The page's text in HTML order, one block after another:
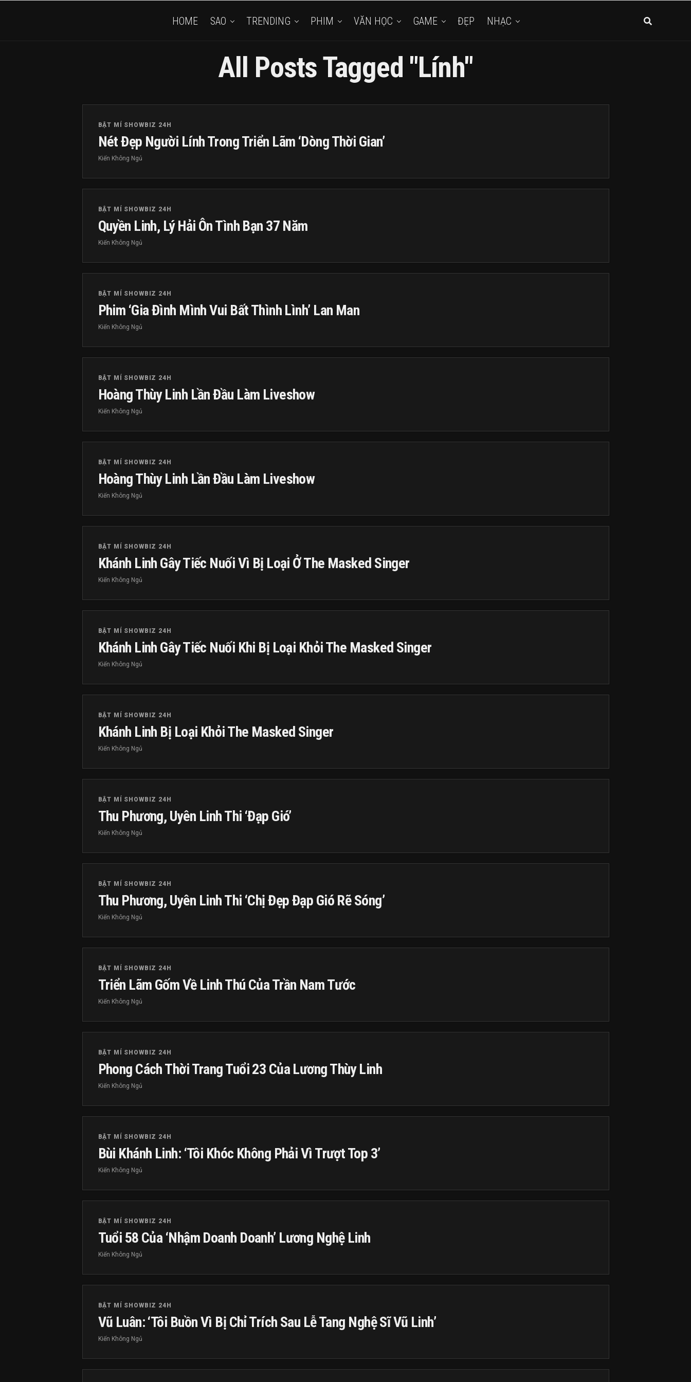
HOME SAO TRENDING PHIM VĂN HỌC GAME ĐẸP NHẠC
All Posts Tagged "lính"
BẬT MÍ SHOWBIZ 24H
Nét Đẹp Người Lính Trong Triển Lãm ‘Dòng Thời Gian’
Kiến Không Ngủ
BẬT MÍ SHOWBIZ 24H
Quyền Linh, Lý Hải Ôn Tình Bạn 37 Năm
Kiến Không Ngủ
BẬT MÍ SHOWBIZ 24H
Phim ‘Gia Đình Mình Vui Bất Thình Lình’ Lan Man
Kiến Không Ngủ
BẬT MÍ SHOWBIZ 24H
Hoàng Thùy Linh Lần Đầu Làm Liveshow
Kiến Không Ngủ
BẬT MÍ SHOWBIZ 24H
Hoàng Thùy Linh Lần Đầu Làm Liveshow
Kiến Không Ngủ
BẬT MÍ SHOWBIZ 24H
Khánh Linh Gây Tiếc Nuối Vì Bị Loại Ở The Masked Singer
Kiến Không Ngủ
BẬT MÍ SHOWBIZ 24H
Khánh Linh Gây Tiếc Nuối Khi Bị Loại Khỏi The Masked Singer
Kiến Không Ngủ
BẬT MÍ SHOWBIZ 24H
Khánh Linh Bị Loại Khỏi The Masked Singer
Kiến Không Ngủ
BẬT MÍ SHOWBIZ 24H
Thu Phương, Uyên Linh Thi ‘Đạp Gió’
Kiến Không Ngủ
BẬT MÍ SHOWBIZ 24H
Thu Phương, Uyên Linh Thi ‘Chị Đẹp Đạp Gió Rẽ Sóng’
Kiến Không Ngủ
BẬT MÍ SHOWBIZ 24H
Triển Lãm Gốm Về Linh Thú Của Trần Nam Tước
Kiến Không Ngủ
BẬT MÍ SHOWBIZ 24H
Phong Cách Thời Trang Tuổi 23 Của Lương Thùy Linh
Kiến Không Ngủ
BẬT MÍ SHOWBIZ 24H
Bùi Khánh Linh: ‘Tôi Khóc Không Phải Vì Trượt Top 3’
Kiến Không Ngủ
BẬT MÍ SHOWBIZ 24H
Tuổi 58 Của ‘Nhậm Doanh Doanh’ Lương Nghệ Linh
Kiến Không Ngủ
BẬT MÍ SHOWBIZ 24H
Vũ Luân: ‘Tôi Buồn Vì Bị Chỉ Trích Sau Lễ Tang Nghệ Sĩ Vũ Linh’
Kiến Không Ngủ